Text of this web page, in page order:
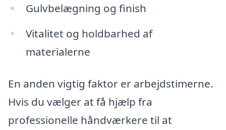
Gulvbelægning og finish
Vitalitet og holdbarhed af
materialerne
En anden vigtig faktor er arbejdstimerne.
Hvis du vælger at få hjælp fra
professionelle håndværkere til at